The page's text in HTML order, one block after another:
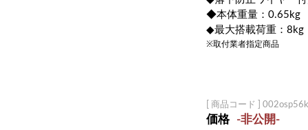
◆本体重量：0.65kg
◆最大搭載荷重：8kg
※取付業者指定商品
[ 商品コード ] 002osp56k
価格 -非公開-